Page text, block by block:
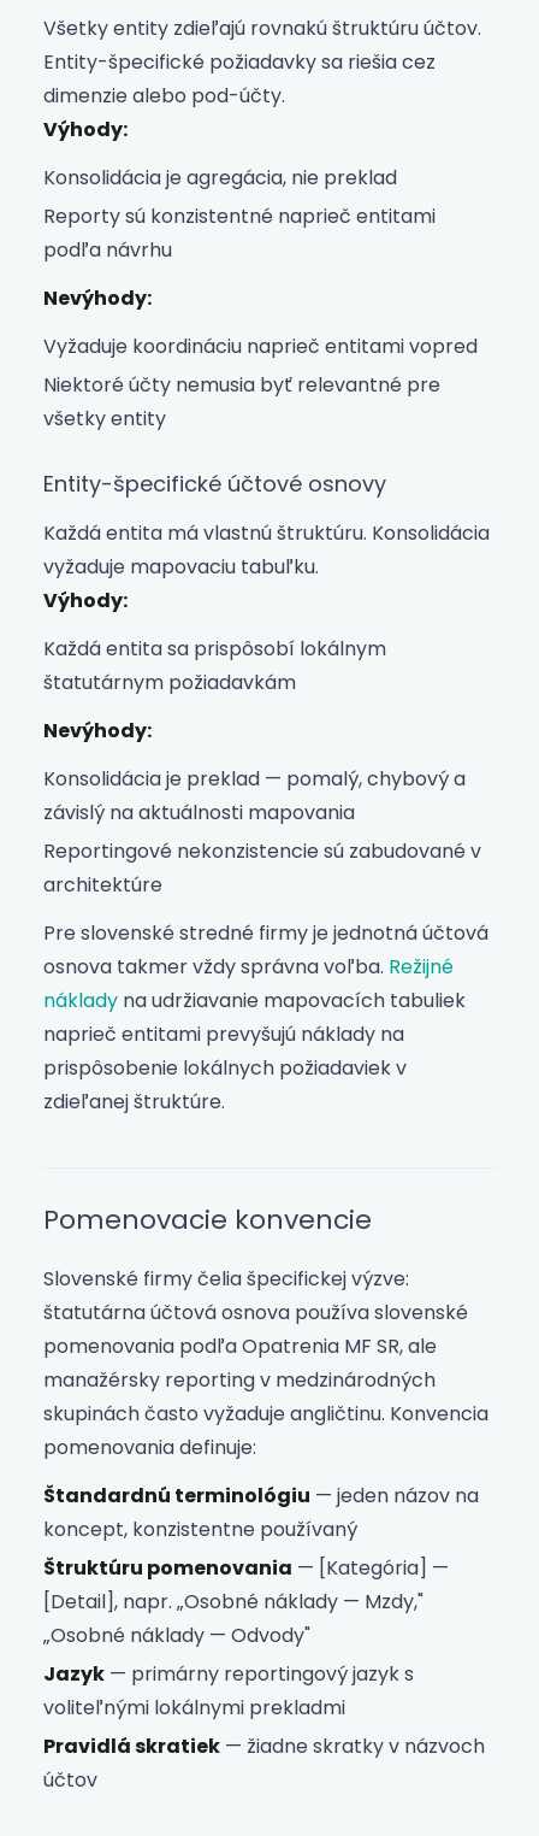
Všetky entity zdieľajú rovnakú štruktúru účtov.
Entity-špecifické požiadavky sa riešia cez
dimenzie alebo pod-účty.
Výhody:
Konsolidácia je agregácia, nie preklad
Reporty sú konzistentné naprieč entitami
podľa návrhu
Nevýhody:
Vyžaduje koordináciu naprieč entitami vopred
Niektoré účty nemusia byť relevantné pre
všetky entity
Entity-špecifické účtové osnovy
Každá entita má vlastnú štruktúru. Konsolidácia
vyžaduje mapovaciu tabuľku.
Výhody:
Každá entita sa prispôsobí lokálnym
štatutárnym požiadavkám
Nevýhody:
Konsolidácia je preklad — pomalý, chybový a
závislý na aktuálnosti mapovania
Reportingové nekonzistencie sú zabudované v
architektúre
Pre slovenské stredné firmy je jednotná účtová
osnova takmer vždy správna voľba. Režijné
náklady na udržiavanie mapovacích tabuliek
naprieč entitami prevyšujú náklady na
prispôsobenie lokálnych požiadaviek v
zdieľanej štruktúre.
Pomenovacie konvencie
Slovenské firmy čelia špecifickej výzve:
štatutárna účtová osnova používa slovenské
pomenovania podľa Opatrenia MF SR, ale
manažérsky reporting v medzinárodných
skupinách často vyžaduje angličtinu. Konvencia
pomenovania definuje:
Štandardnú terminológiu — jeden názov na
koncept, konzistentne používaný
Štruktúru pomenovania — [Kategória] —
[Detail], napr. „Osobné náklady — Mzdy,"
„Osobné náklady — Odvody"
Jazyk — primárny reportingový jazyk s
voliteľnými lokálnymi prekladmi
Pravidlá skratiek — žiadne skratky v názvoch
účtov